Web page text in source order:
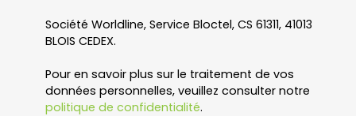
Société Worldline, Service Bloctel, CS 61311, 41013
BLOIS CEDEX.
Pour en savoir plus sur le traitement de vos
données personnelles, veuillez consulter notre
politique de confidentialité.